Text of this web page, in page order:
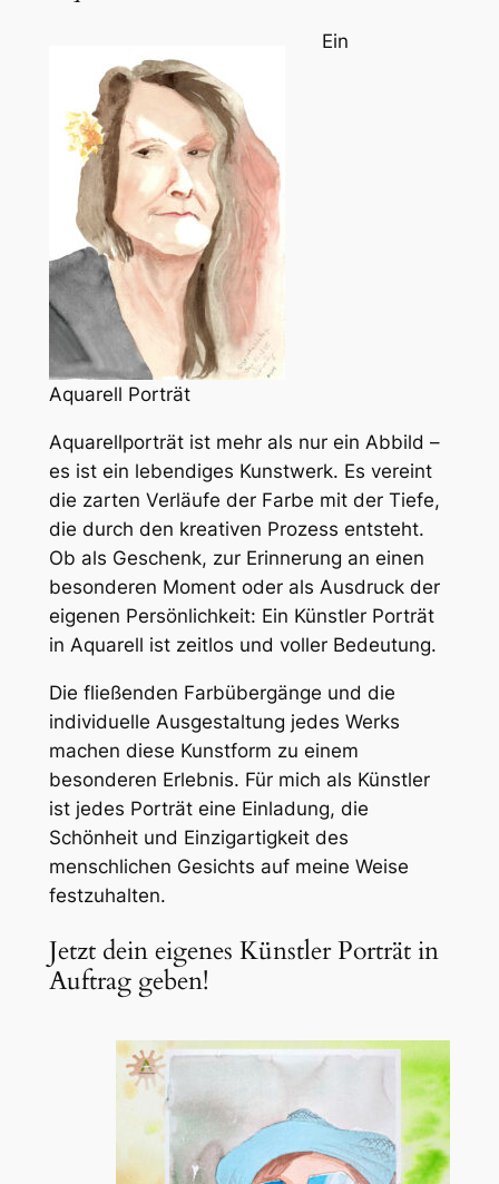
Aquarell Porträt
Ein
Aquarellporträt ist mehr als nur ein Abbild –
es ist ein lebendiges Kunstwerk. Es vereint
die zarten Verläufe der Farbe mit der Tiefe,
die durch den kreativen Prozess entsteht.
Ob als Geschenk, zur Erinnerung an einen
besonderen Moment oder als Ausdruck der
eigenen Persönlichkeit: Ein Künstler Porträt
in Aquarell ist zeitlos und voller Bedeutung.
Die fließenden Farbübergänge und die
individuelle Ausgestaltung jedes Werks
machen diese Kunstform zu einem
besonderen Erlebnis. Für mich als Künstler
ist jedes Porträt eine Einladung, die
Schönheit und Einzigartigkeit des
menschlichen Gesichts auf meine Weise
festzuhalten.
Jetzt dein eigenes Künstler Porträt in
Auftrag geben!